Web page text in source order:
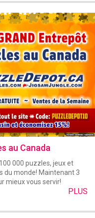
au Canada
000 puzzles, jeux et
du monde! Maintenant 3
mieux vous servir!
PLUS